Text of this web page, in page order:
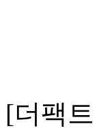
[더팩